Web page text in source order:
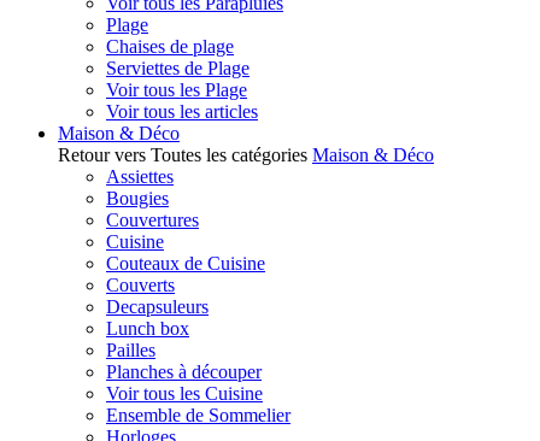
Plage
Chaises de plage
Serviettes de Plage
Voir tous les Plage
Voir tous les articles
Maison & Déco
Retour vers Toutes les catégories Maison & Déco
Assiettes
Bougies
Couvertures
Cuisine
Couteaux de Cuisine
Couverts
Decapsuleurs
Lunch box
Pailles
Planches à découper
Voir tous les Cuisine
Ensemble de Sommelier
Horloges